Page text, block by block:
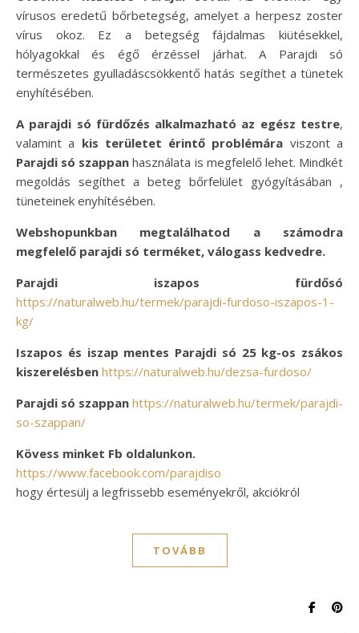
vírusos eredetű bőrbetegség, amelyet a herpesz zoster
vírus okoz. Ez a betegség fájdalmas kiütésekkel,
hólyagokkal és égő érzéssel járhat. A Parajdi só
természetes gyulladáscsökkentő hatás segíthet a tünetek
enyhítésében.
A parajdi só fürdőzés alkalmazható az egész testre,
valamint a kis területet érintő problémára viszont a
Parajdi só szappan használata is megfelelő lehet. Mindkét
megoldás segíthet a beteg bőrfelület gyógyításában ,
tüneteinek enyhítésében.
Webshopunkban megtalálhatod a számodra
megfelelő parajdi só terméket, válogass kedvedre.
Parajdi iszapos fürdősó
https://naturalweb.hu/termek/parajdi-furdoso-iszapos-1-
kg/
Iszapos és iszap mentes Parajdi só 25 kg-os zsákos
kiszerelésben https://naturalweb.hu/dezsa-furdoso/
Parajdi só szappan https://naturalweb.hu/termek/parajdi-
so-szappan/
Kövess minket Fb oldalunkon.
https://www.facebook.com/parajdiso
hogy értesülj a legfrissebb eseményekről, akciókról
TOVÁBB